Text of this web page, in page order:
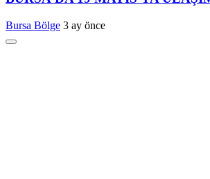
Bursa Bölge 3 ay önce